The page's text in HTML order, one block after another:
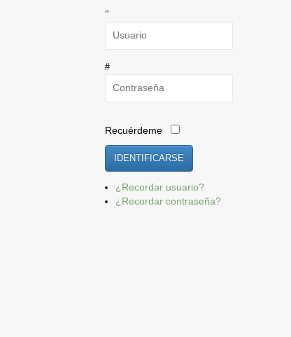
Recuérdeme
IDENTIFICARSE
¿Recordar usuario?
¿Recordar contraseña?